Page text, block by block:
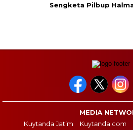
Sengketa Pilbup
MEDIA
Kuytanda Jatim
Kuytanda.com